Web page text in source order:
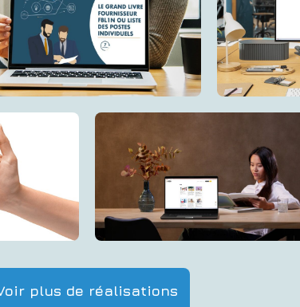
Voir plus de réalisations